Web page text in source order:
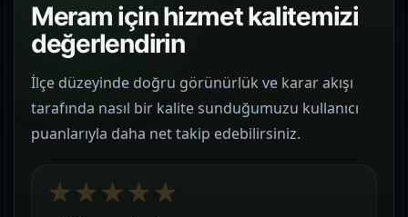
Meram için hizmet kalitemizi
değerlendirin
İlçe düzeyinde doğru görünürlük ve karar akışı
tarafında nasıl bir kalite sunduğumuzu kullanıcı
puanlarıyla daha net takip edebilirsiniz.
★★★★★